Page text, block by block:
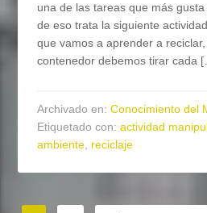
una de las tareas que más
de eso trata la siguiente
que vamos a aprender a
contenedor debemos tirar cada
Archivado en:Conocimiento del
Etiquetado con:actividad
ambiente, reciclaje